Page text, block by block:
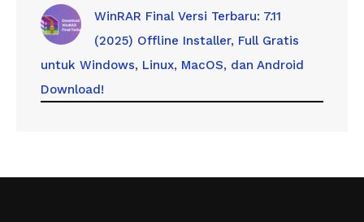
WinRAR Final Versi Terbaru: 7.11
(2025) Offline Installer, Full Gratis
untuk Windows, Linux, MacOS, dan Android
Download!